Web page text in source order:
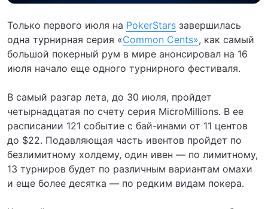
Только первого июля на PokerStars завершилась
одна турнирная серия «Common Cents», как самый
большой покерный рум в мире анонсировал на 16
июля начало еще одного турнирного фестиваля.
В самый разгар лета, до 30 июля, пройдет
четырнадцатая по счету серия MicroMillions. В ее
расписании 121 событие с бай-инами от 11 центов
до $22. Подавляющая часть ивентов пройдет по
безлимитному холдему, один ивен — по лимитному,
13 турниров будет по различным вариантам омахи
и еще более десятка — по редким видам покера.